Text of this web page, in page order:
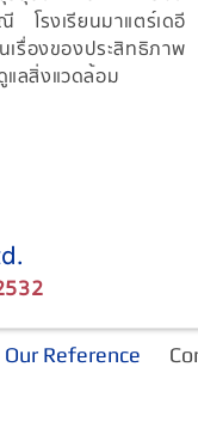
โรงเรียนมาแตร์เดอี
รื่องของประสิทธิภาพ
ลสิ่งแวดล้อม
Our Reference